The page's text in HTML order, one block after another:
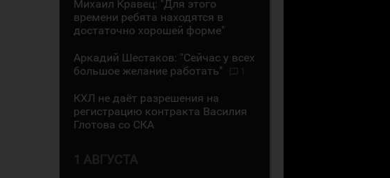
Михаил Кравец: "Для этого
времени ребята находятся в
достаточно хорошей форме"
Аркадий Шестаков: "Сейчас у всех
большое желание работать"
КХЛ не даёт разрешения на
регистрацию контракта Василия
Глотова со СКА
1 АВГУСТА